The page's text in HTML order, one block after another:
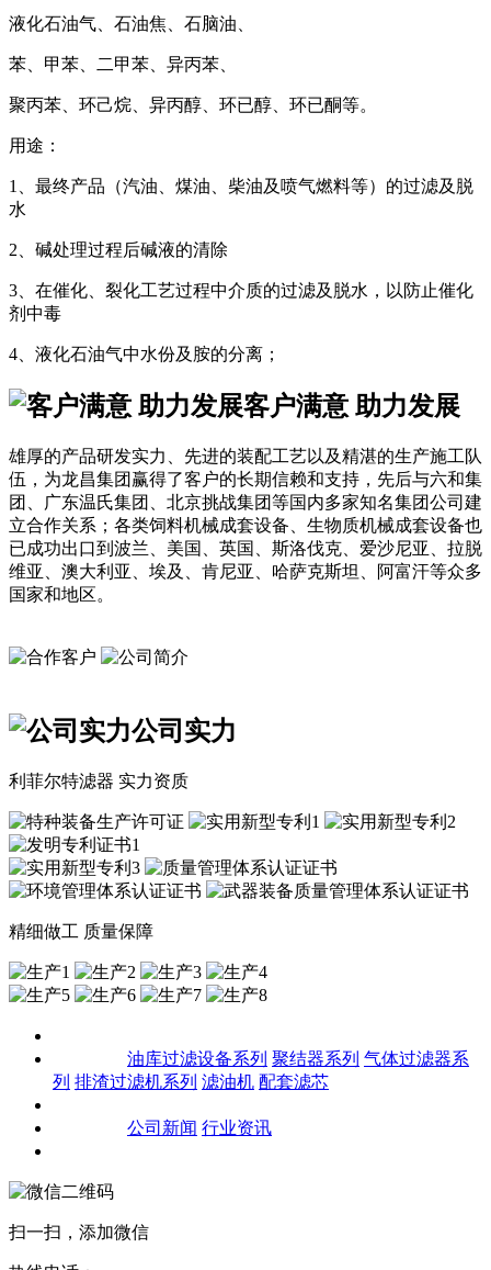
液化石油气、石油焦、石脑油、
苯、甲苯、二甲苯、异丙苯、
聚丙苯、环己烷、异丙醇、环已醇、环已酮等。
用途：
1、最终产品（汽油、煤油、柴油及喷气燃料等）的过滤及脱
水
2、碱处理过程后碱液的清除
3、在催化、裂化工艺过程中介质的过滤及脱水，以防止催化
剂中毒
4、液化石油气中水份及胺的分离；
客户满意 助力发展
雄厚的产品研发实力、先进的装配工艺以及精湛的生产施工队
伍，为龙昌集团赢得了客户的长期信赖和支持，先后与六和集
团、广东温氏集团、北京挑战集团等国内多家知名集团公司建
立合作关系；各类饲料机械成套设备、生物质机械成套设备也
已成功出口到波兰、美国、英国、斯洛伐克、爱沙尼亚、拉脱
维亚、澳大利亚、埃及、肯尼亚、哈萨克斯坦、阿富汗等众多
国家和地区。
公司实力
利菲尔特滤器 实力资质
精细做工 质量保障
油库过滤设备系列 聚结器系列 气体过滤器系
列 排渣过滤机系列 滤油机 配套滤芯
公司新闻 行业资讯
扫一扫，添加微信